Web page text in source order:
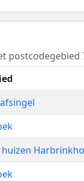
postcodegebied